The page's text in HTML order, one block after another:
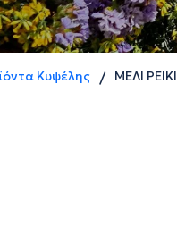
Κυψέλης / ΜΕΛΙ ΡΕΙΚΙ